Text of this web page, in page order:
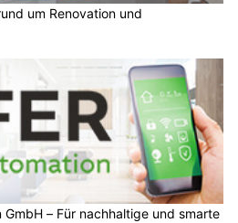
um Renovation und
– Für nachhaltige und smarte